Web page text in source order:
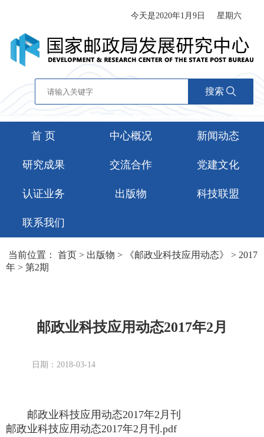
今天是2020年1月9日 星期六
搜索
首 页 中心概况 新闻动态
研究成果 交流合作 党建文化
认证业务 出版物 科技联盟
联系我们
当前位置： 首页 > 出版物 > 《邮政业科技应用动态》 > 2017
年 > 第2期
邮政业科技应用动态2017年2月
日期：2018-03-14
邮政业科技应用动态2017年2月刊
邮政业科技应用动态2017年2月刊.pdf